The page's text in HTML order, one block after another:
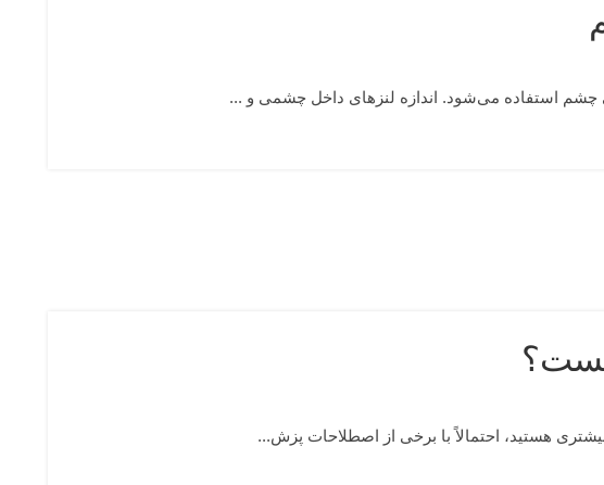
چشم استفاده می‌شود. اندازه لنزهای داخل چشمی و ...
هستید، احتمالاً با برخی از اصطلاحات پزش...